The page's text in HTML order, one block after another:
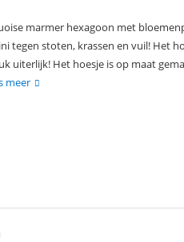
marmer hexagoon met
tegen stoten, krassen en vuil! Het
uiterlijk! Het hoesje is op maat
meer